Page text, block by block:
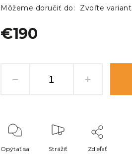
€190
Môžeme doručiť do: Zvoľte variant
Opýtať sa Strážiť Zdieľať